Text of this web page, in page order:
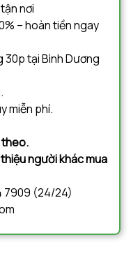
nơi
– hoàn tiền ngay
tại Bình Dương
miễn phí.
theo.
người khác mua
7909 (24/24)